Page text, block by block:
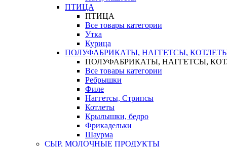
ПТИЦА
ПТИЦА
Все товары категории
Утка
Курица
ПОЛУФАБРИКАТЫ, НАГГЕТСЫ,
ПОЛУФАБРИКАТЫ, НАГГЕТСЫ,
Все товары категории
Ребрышки
Филе
Наггетсы, Стрипсы
Котлеты
Крылышки, бедро
Фрикадельки
Шаурма
СЫР, МОЛОЧНЫЕ ПРОДУКТЫ